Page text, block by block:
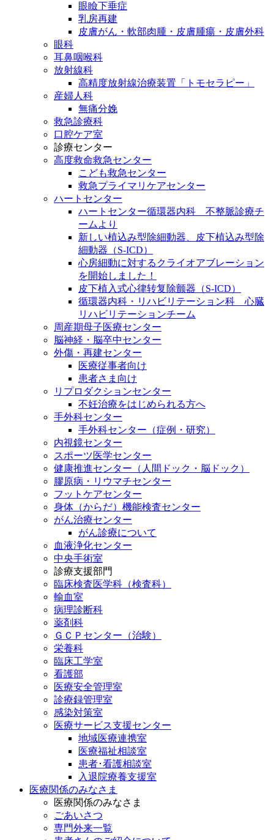
眼瞼下垂症
乳房再建
皮膚がん・軟部肉腫・皮膚腫瘍・皮膚外科
眼科
耳鼻咽喉科
放射線科
高精度放射線治療装置「トモセラピー」
産婦人科
無痛分娩
救急診療科
口腔ケア室
診療センター
高度救命救急センター
こども救急センター
救急プライマリケアセンター
ハートセンター
ハートセンター循環器内科 不整脈診療チ
ームより
新しい植込み型除細動器、皮下植込み型除
細動器（S-ICD）
心房細動に対するクライオアブレーション
を開始しました！
皮下植入式心律转复除颤器（S-ICD）
循環器内科・リハビリテーション科 心臓
リハビリテーションチーム
周産期母子医療センター
脳神経・脳卒中センター
外傷・再建センター
医療従事者向け
患者さま向け
リプロダクションセンター
不妊治療をはじめられる方へ
手外科センター
手外科センター（症例・研究）
内視鏡センター
スポーツ医学センター
健康推進センター（人間ドック・脳ドック）
膠原病・リウマチセンター
フットケアセンター
身体（からだ）機能検査センター
がん治療センター
がん診療について
血液浄化センター
中央手術室
診療支援部門
臨床検査医学科（検査科）
輸血室
病理診断科
薬剤科
ＧＣＰセンター（治験）
栄養科
臨床工学室
看護部
医療安全管理室
診療録管理室
感染対策室
医療サービス支援センター
地域医療連携室
医療福祉相談室
患者･看護相談室
入退院療養支援室
医療関係のみなさま
医療関係のみなさま
ごあいさつ
専門外来一覧